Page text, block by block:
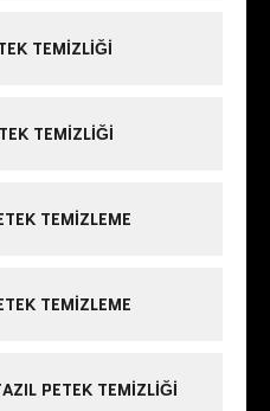
TEMIZLIĞI
TEMIZLIĞI
TEMIZLEME
TEMIZLEME
PETEK TEMIZLIĞI